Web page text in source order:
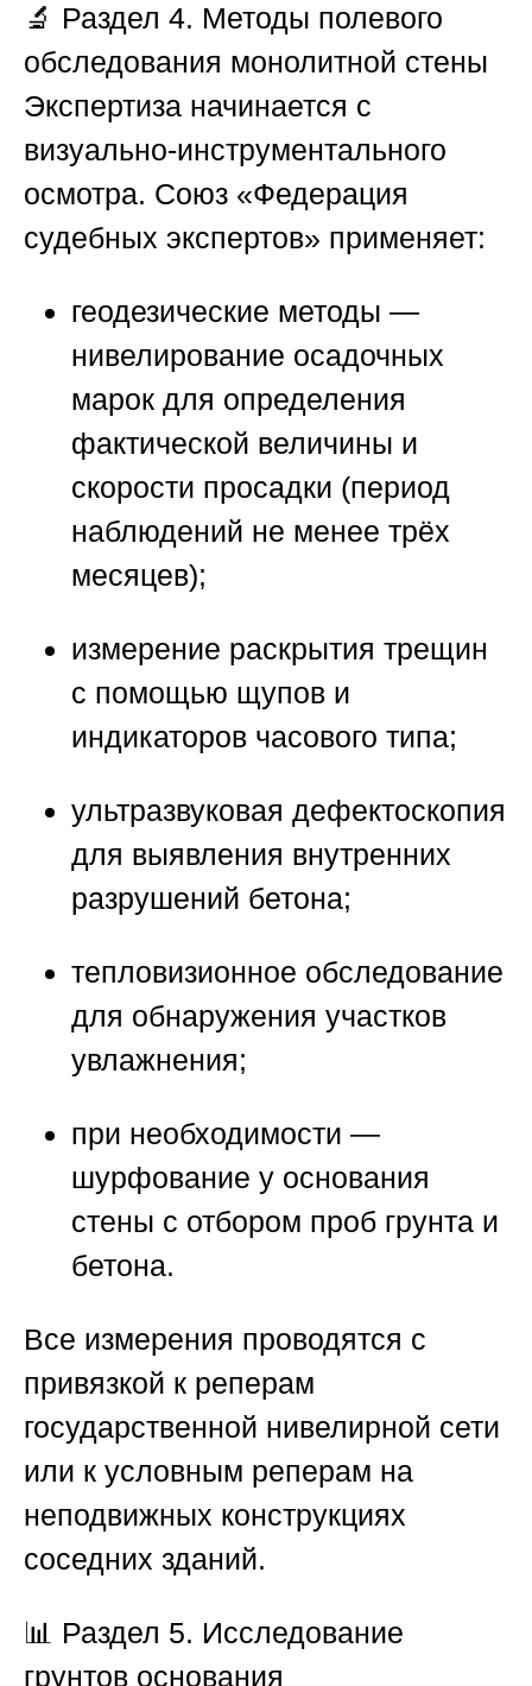
🔬 Раздел 4. Методы полевого
обследования монолитной стены
Экспертиза начинается с
визуально-инструментального
осмотра. Союз «Федерация
судебных экспертов» применяет:
геодезические методы —
нивелирование осадочных
марок для определения
фактической величины и
скорости просадки (период
наблюдений не менее трёх
месяцев);
измерение раскрытия трещин
с помощью щупов и
индикаторов часового типа;
ультразвуковая дефектоскопия
для выявления внутренних
разрушений бетона;
тепловизионное обследование
для обнаружения участков
увлажнения;
при необходимости —
шурфование у основания
стены с отбором проб грунта и
бетона.
Все измерения проводятся с
привязкой к реперам
государственной нивелирной сети
или к условным реперам на
неподвижных конструкциях
соседних зданий.
📊 Раздел 5. Исследование
грунтов основания